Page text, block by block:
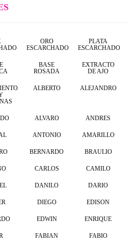
ORO
ESCARCHADO
PLATA
ESCARCHADO
BASE
ROSADA
EXTRACTO
DE AJO
ALBERTO ALEJANDRO
ALVARO ANDRES
ANTONIO AMARILLO
BERNARDO BRAULIO
CARLOS CAMILO
DANILO DARIO
DIEGO EDISON
EDWIN ENRIQUE
FABIAN FABIO